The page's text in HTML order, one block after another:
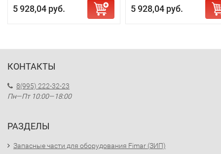
5 928,04 руб. 5 928,04 руб.
КОНТАКТЫ
8(995) 222-32-23
Пн—Пт 10:00—18:00
РАЗДЕЛЫ
Запасные части для оборудования Fimar (ЗИП)